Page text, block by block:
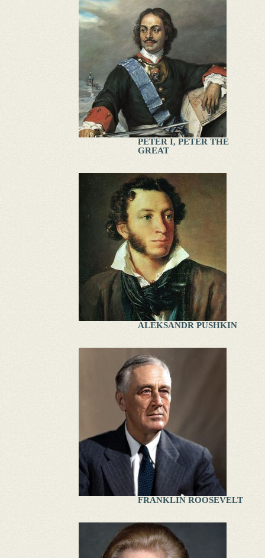
PETER I, PETER THE
GREAT
ALEKSANDR PUSHKIN
FRANKLIN ROOSEVELT